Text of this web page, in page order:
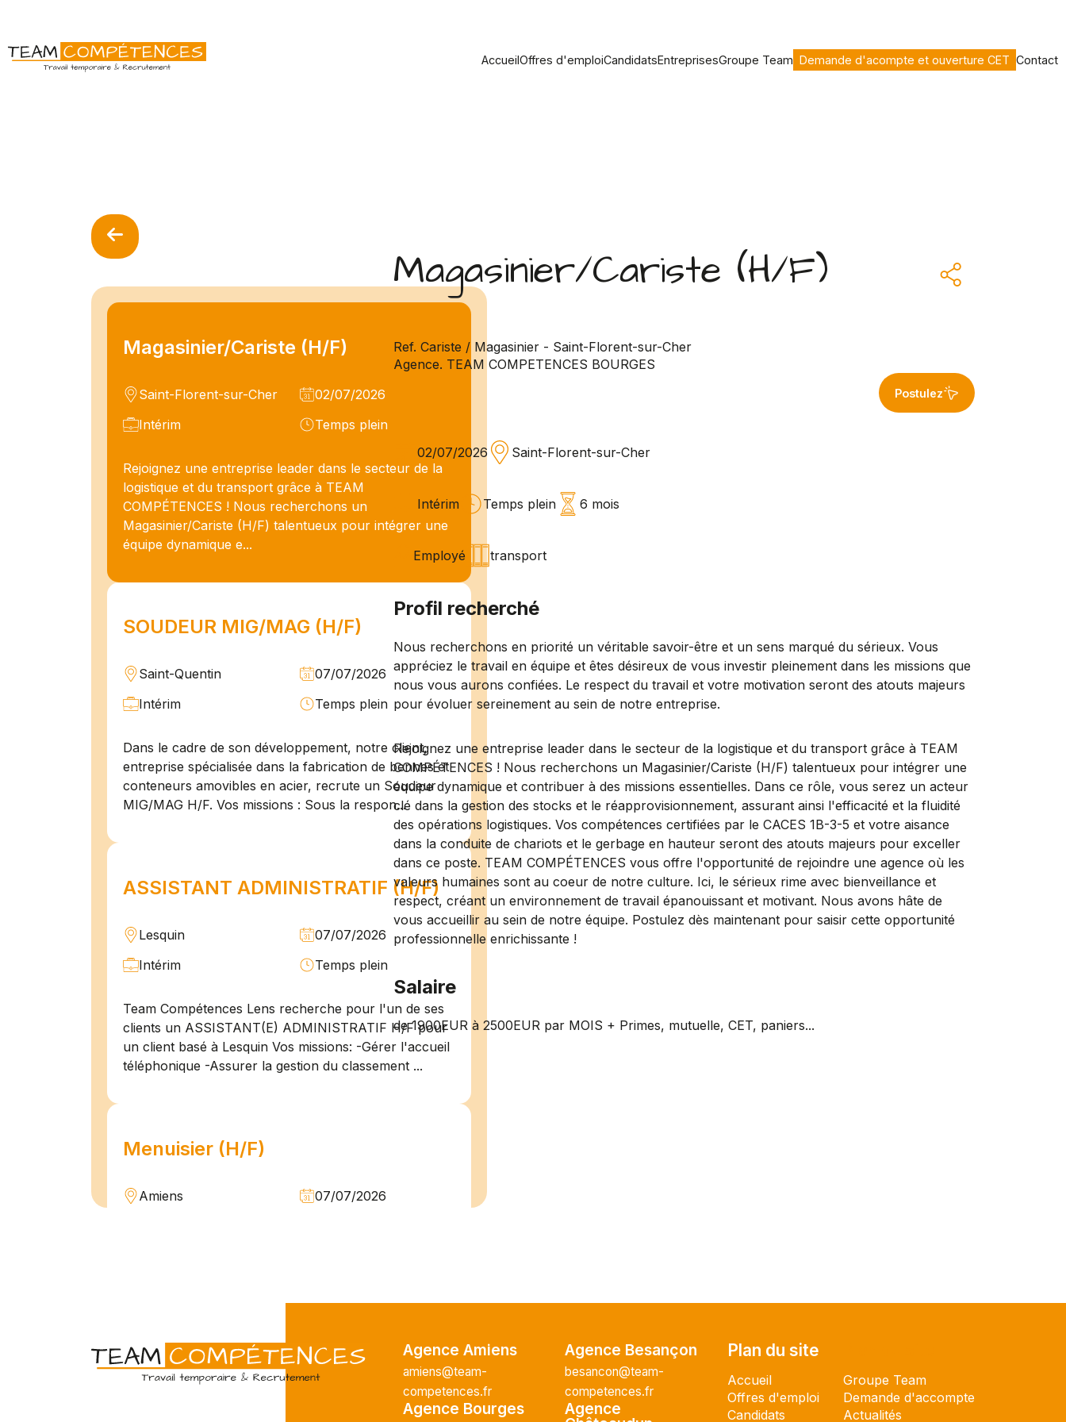
AccueilOffres d'emploiCandidatsEntreprisesGroupe Team Demande d'acompte et ouverture CET Contact
Magasinier/Cariste (H/F)
Saint-Florent-sur-Cher
02/07/2026
Intérim
Temps plein
Rejoignez une entreprise leader dans le secteur de la
logistique et du transport grâce à TEAM
COMPÉTENCES ! Nous recherchons un
Magasinier/Cariste (H/F) talentueux pour intégrer une
équipe dynamique e...
SOUDEUR MIG/MAG (H/F)
Saint-Quentin
07/07/2026
Intérim
Temps plein
Dans le cadre de son développement, notre client,
entreprise spécialisée dans la fabrication de bennes et
conteneurs amovibles en acier, recrute un Soudeur
MIG/MAG H/F. Vos missions : Sous la respon...
ASSISTANT ADMINISTRATIF (H/F)
Lesquin
07/07/2026
Intérim
Temps plein
Team Compétences Lens recherche pour l'un de ses
clients un ASSISTANT(E) ADMINISTRATIF H/F pour
un client basé à Lesquin Vos missions: -Gérer l'accueil
téléphonique -Assurer la gestion du classement ...
Menuisier (H/F)
Amiens
07/07/2026
vue d'une mission longue en intérim. Vous intégrerez
Technicien de maintenance H/F
Magasinier/Cariste (H/F)
Ref. Cariste / Magasinier - Saint-Florent-sur-Cher
Agence. TEAM COMPETENCES BOURGES
Postulez
02/07/2026 Saint-Florent-sur-Cher
Intérim Temps plein 6 mois
Employé transport
Profil recherché
Nous recherchons en priorité un véritable savoir-être et un sens marqué du sérieux. Vous
appréciez le travail en équipe et êtes désireux de vous investir pleinement dans les missions que
nous vous aurons confiées. Le respect du travail et votre motivation seront des atouts majeurs
pour évoluer sereinement au sein de notre entreprise.
Rejoignez une entreprise leader dans le secteur de la logistique et du transport grâce à TEAM
COMPÉTENCES ! Nous recherchons un Magasinier/Cariste (H/F) talentueux pour intégrer une
équipe dynamique et contribuer à des missions essentielles. Dans ce rôle, vous serez un acteur
clé dans la gestion des stocks et le réapprovisionnement, assurant ainsi l'efficacité et la fluidité
des opérations logistiques. Vos compétences certifiées par le CACES 1B-3-5 et votre aisance
dans la conduite de chariots et le gerbage en hauteur seront des atouts majeurs pour exceller
dans ce poste. TEAM COMPÉTENCES vous offre l'opportunité de rejoindre une agence où les
valeurs humaines sont au coeur de notre culture. Ici, le sérieux rime avec bienveillance et
respect, créant un environnement de travail épanouissant et motivant. Nous avons hâte de
vous accueillir au sein de notre équipe. Postulez dès maintenant pour saisir cette opportunité
professionnelle enrichissante !
Salaire
de 1900EUR à 2500EUR par MOIS + Primes, mutuelle, CET, paniers...
Agence Amiens
amiens@team-
competences.fr
Agence Bourges
Agence Besançon
besancon@team-
competences.fr
Agence
Plan du site
Accueil
Offres d'emploi
Candidats
Groupe Team
Demande d'accompte
Actualités